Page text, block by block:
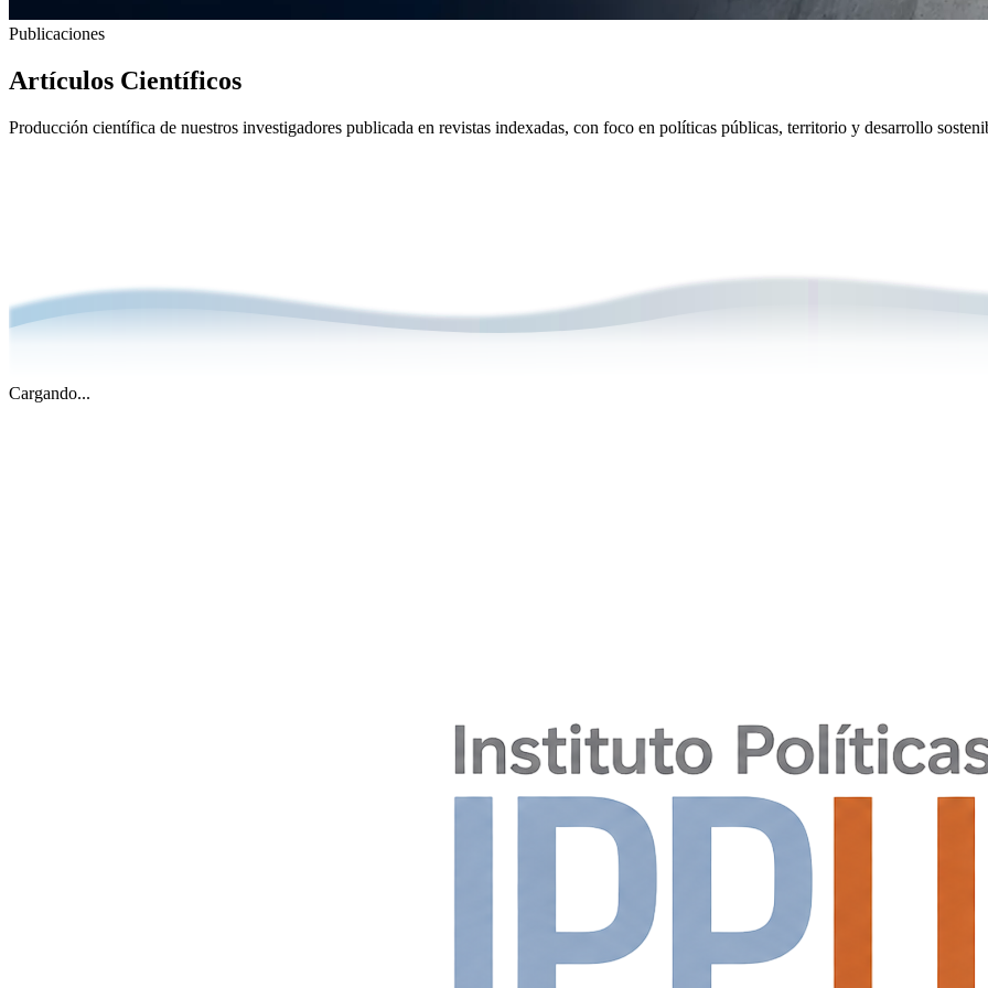
Publicaciones
Artículos Científicos
Producción científica de nuestros investigadores publicada en revistas indexadas, con foco en políticas públicas, territorio y desarrollo
Cargando...